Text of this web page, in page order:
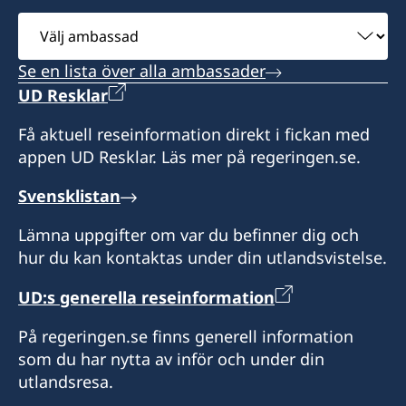
Northern Ireland
Konsulatet täcker följande områden: Antrim,
Armagh, Down, Fermanagh, Londonderry och
Tyrone
På detta konsulat kan du hämta pass.
Öppettider: enligt överenskommelse
Honorärkonsul
David Clarke
Assistent
Karen Patterson
och Faversham)
Öppettider: enligt överenskommelse
Honorärkonsul
James Ryeland
Outer Hebrides
På detta konsulat kan du hämta pass.
Öppettider: enligt överenskommelse
Telefontid: tisdag och torsdag 09:00 – 14:00
Honorärkonsul
Mike Christopherson
Öppettider: 09:00 – 17:00
Honorärkonsul
George Gaggero
Assistent
Maria Jesus Lyon
Mariner House
Trondheim Way
Stallingborough
Immingham
North East Lincolnshire DN41 8FD
Konsulatet täcker följande områden:
Humberside, Lincolnshire and
Nottinghamshire, Durham, Northumberland
and Tyne and Wear, Cleveland and North
Yorkshire (norr om en linje mellan Hawes och
Scarborough)
Öppettider: enligt överenskommelse
Honorärkonsul
Camilla Carlbom Flinn
Välj
ambassad
Se en lista över alla ambassader
UD Resklar
Få aktuell reseinformation direkt i fickan med
appen UD Resklar. Läs mer på regeringen.se.
Svensklistan
Lämna uppgifter om var du befinner dig och
hur du kan kontaktas under din utlandsvistelse.
UD:s generella reseinformation
På regeringen.se finns generell information
som du har nytta av inför och under din
utlandsresa.